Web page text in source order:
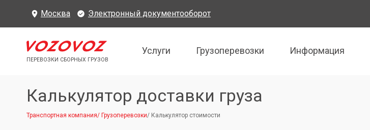
Москва Электронный документооборот
ПЕРЕВОЗКИ СБОРНЫХ ГРУЗОВ
Услуги Грузоперевозки Информация
Калькулятор доставки груза
Транспортная компания/ Грузоперевозки/ Калькулятор стоимости